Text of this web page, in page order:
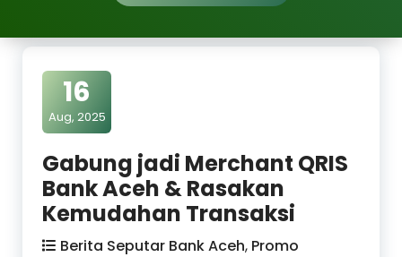
16
Aug, 2025
Gabung jadi Merchant QRIS
Bank Aceh & Rasakan
Kemudahan Transaksi
Berita Seputar Bank Aceh, Promo